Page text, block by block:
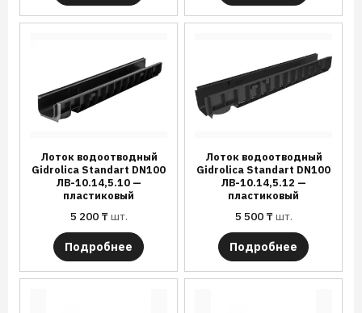
Лоток водоотводный
Gidrolica Standart DN100
ЛВ-10.14,5.10 —
пластиковый
5 200 ₸шт.
Подробнее
Лоток водоотводный
Gidrolica Standart DN100
ЛВ-10.14,5.12 —
пластиковый
5 500 ₸шт.
Подробнее